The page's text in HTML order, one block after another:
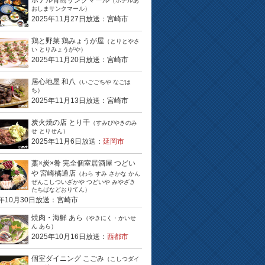
おしまサンクマール）
2025年11月27日放送：宮崎市
鶏と野菜 鶏みょうが屋 （とりとやさ
い とりみょうがや）
2025年11月20日放送：宮崎市
居心地屋 和八 （いごごちや なごは
ち）
2025年11月13日放送：宮崎市
炭火焼の店 とり千 （すみびやきのみ
せ とりせん）
2025年11月6日放送： 延岡市
藁×炭×肴 完全個室居酒屋 つどい
や 宮崎橘通店 （わら すみ さかな かん
ぜんこしついざかや つどいや みやざき
たちばなどおりてん）
10月30日放送：宮崎市
焼肉・海鮮 あら
（やきにく・かいせ
ん あら）
2025年10月16日放送： 西都市
個室ダイニング こごみ （こしつダイ